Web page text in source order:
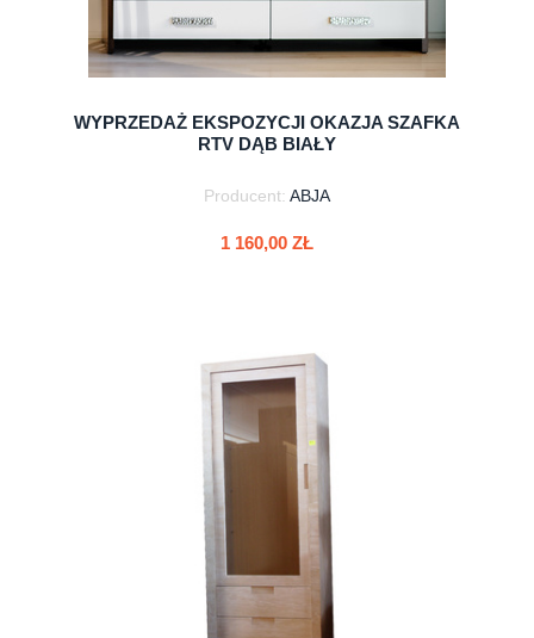
WYPRZEDAŻ EKSPOZYCJI OKAZJA SZAFKA
RTV DĄB BIAŁY
Producent: ABJA
1 160,00 ZŁ
do koszyka